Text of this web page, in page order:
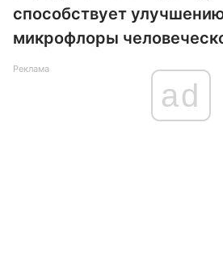
способствует
микрофлоры
Реклама
ad